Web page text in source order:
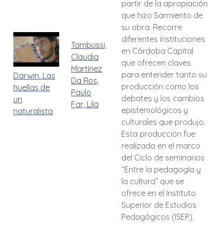
Darwin. Las
huellas de
un
naturalista
Tambussi,
Claudia
Martínez
Da Ros,
Paulo
Far, Lila
partir de la apropiación
que hizo Sarmiento de
su obra. Recorre
diferentes instituciones
en Córdoba Capital
que ofrecen claves
para entender tanto su
producción como los
debates y los cambios
epistemológicos y
culturales que produjo.
Esta producción fue
realizada en el marco
del Ciclo de seminarios
“Entre la pedagogía y
la cultura” que se
ofrece en el Instituto
Superior de Estudios
Pedagógicos (ISEP).